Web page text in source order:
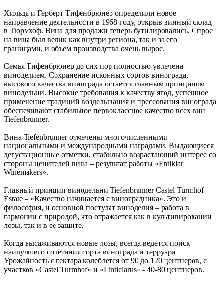
Хильда и Герберт Тифенбрюнер определили новое
направление деятельности в 1968 году, открыв винный склад
в Тюрмхоф. Вина для продажи теперь бутилировались. Спрос
на вина был велик как внутри региона, так и за его
границами, и объем производства очень вырос.
Семья Тифенбрюнер до сих пор полностью увлечена
виноделием. Сохранение исконных сортов винограда,
высокого качества винограда остается главным принципом
винодельни. Высокие требования к качеству ягод, успешное
применение традиций возделывания и прессования винограда
обеспечивают стабильное первоклассное качество всех вин
Tiefenbrunner.
Вина Tiefenbrunner отмечены многочисленными
национальными и международными наградами. Выдающиеся
дегустационные отметки, стабильно возрастающий интерес со
стороны ценителей вина – результат работы «Entiklar
Winemakers».
Главный принцип винодельни Tiefenbrunner Castel Turmhof
Estate – «Качество начинается с виноградника». Это и
философия, и основной постулат виноделия – работа в
гармонии с природой, что отражается как в культивировании
лозы, так и в ее защите.
Когда высаживаются новые лозы, всегда ведется поиск
наилучшего сочетания сорта винограда и терруара.
Урожайность с гектара колеблется от 90 до 120 центнеров, с
участков «Castel Turmhof» и «Linticlarus» - 40-80 центнеров.